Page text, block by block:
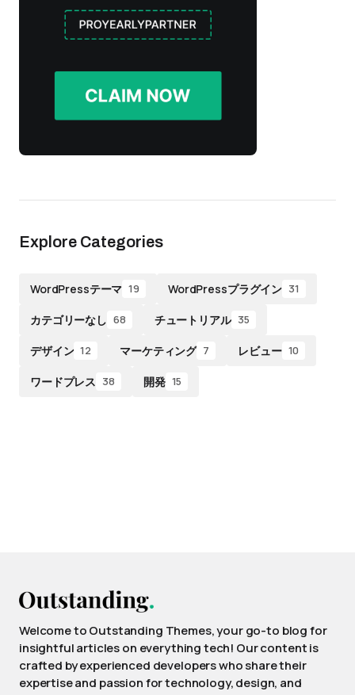
Explore Categories
WordPressテーマ 19 WordPressプラグイン 31
カテゴリーなし 68 チュートリアル 35
デザイン 12 マーケティング 7 レビュー 10
ワードプレス 38 開発 15
Welcome to Outstanding Themes, your go-to blog for
insightful articles on everything tech! Our content is
crafted by experienced developers who share their
expertise and passion for technology, design, and